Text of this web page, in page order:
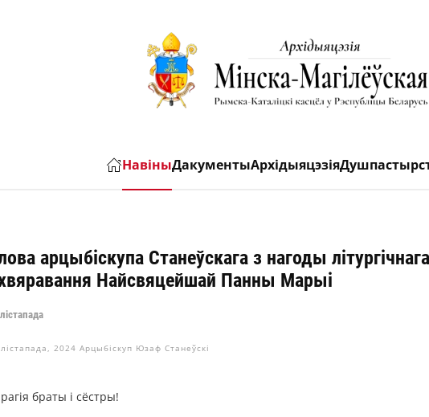
НавіныДакументыАрхідыяцэзія
арцыбіскупа Станеўскага з нагоды
Найсвяцейшай Панны Марыі
2024 Арцыбіскуп Юзаф Станеўскі
браты і сёстры!